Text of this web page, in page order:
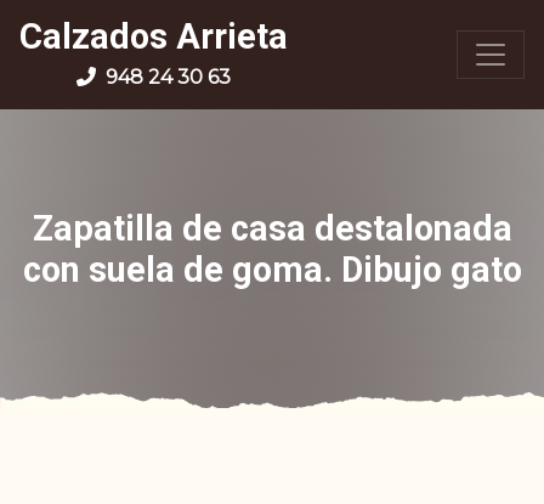
Calzados Arrieta
948 24 30 63
Zapatilla de casa destalonada
con suela de goma. Dibujo gato